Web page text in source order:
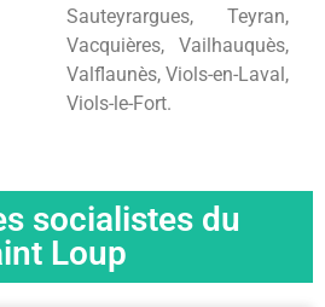
Sauteyrargues, Teyran,
Vacquières, Vailhauquès,
Valflaunès, Viols-en-Laval,
Viols-le-Fort.
socialistes du
Loup